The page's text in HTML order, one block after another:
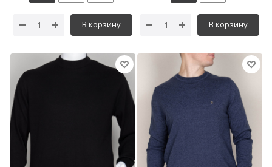
В корзину В корзину